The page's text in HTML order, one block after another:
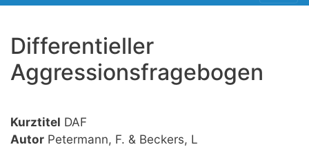
Differentieller
Aggressionsfragebogen
Kurztitel DAF
Autor Petermann, F. & Beckers, L